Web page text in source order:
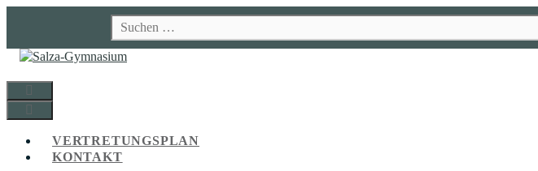
springen
Suchen
nach:
MENÜ
MENÜ
VERTRETUNGSPLAN
KONTAKT